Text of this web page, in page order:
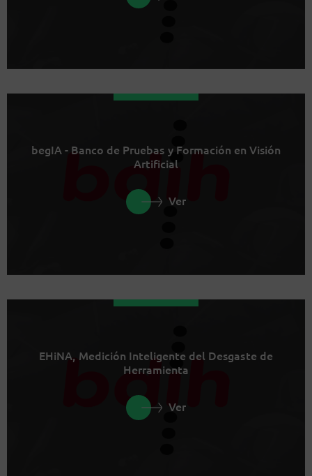
begIA - Banco de Pruebas y Formación en Visión
Artificial
Ver
EHiNA, Medición Inteligente del Desgaste de
Herramienta
Ver